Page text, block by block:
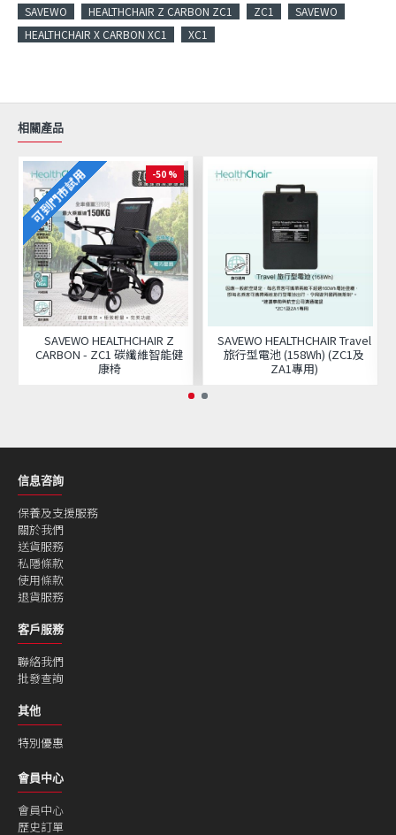
SAVEWO
HEALTHCHAIR Z CARBON ZC1 ZC1
SAVEWO
HEALTHCHAIR X CARBON XC1
XC1
相關產品
可到門市試用 -50 %
SAVEWO HEALTHCHAIR Z
CARBON - ZC1 碳纖維智能健
康椅
SAVEWO HEALTHCHAIR Travel
旅行型電池 (158Wh) (ZC1及
ZA1專用)
信息咨詢
保養及支援服務
關於我們
送貨服務
私隱條款
使用條款
退貨服務
客戶服務
聯絡我們
批發查詢
其他
特別優惠
會員中心
會員中心
歷史訂單